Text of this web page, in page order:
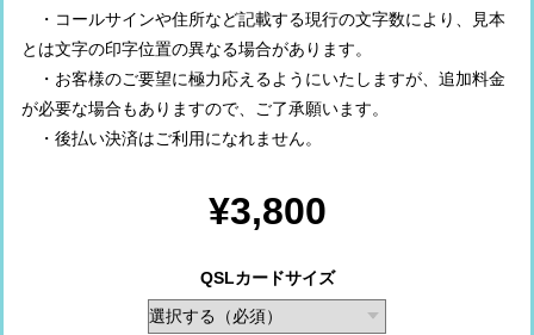
・コールサインや住所など記載する現行の文字数により、見本
とは文字の印字位置の異なる場合があります。
・お客様のご要望に極力応えるようにいたしますが、追加料金
が必要な場合もありますので、ご了承願います。
・後払い決済はご利用になれません。
¥3,800
QSLカードサイズ